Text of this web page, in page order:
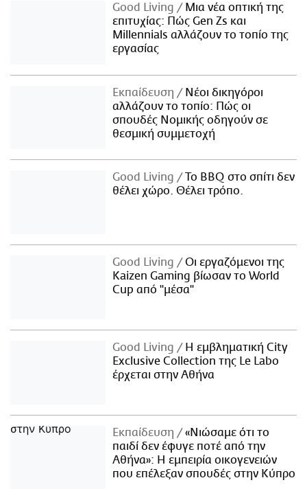
Good Living
Μια νέα οπτική της
επιτυχίας: Πώς Gen Zs και
Millennials αλλάζουν το τοπίο της
εργασίας
Εκπαίδευση
Νέοι δικηγόροι
αλλάζουν το τοπίο: Πώς οι
σπουδές Νομικής οδηγούν σε
θεσμική συμμετοχή
Good Living
Το BBQ στο σπίτι δεν
θέλει χώρο. Θέλει τρόπο.
Good Living
Οι εργαζόμενοι της
Kaizen Gaming βίωσαν το World
Cup από "μέσα"
Good Living
Η εμβληματική City
Exclusive Collection της Le Labo
έρχεται στην Αθήνα
Εκπαίδευση
«Νιώσαμε ότι το
παιδί δεν έφυγε ποτέ από την
Αθήνα»: Η εμπειρία οικογενειών
που επέλεξαν σπουδές στην Κύπρο